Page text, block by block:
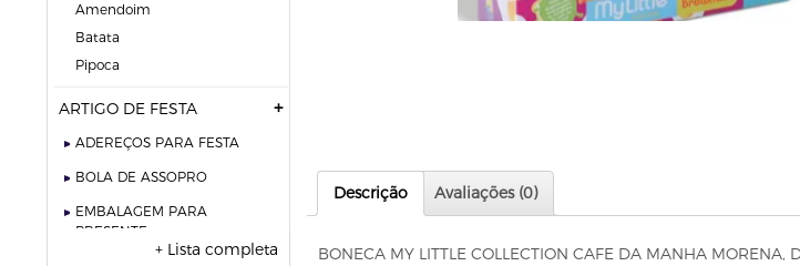
Descrição Avaliações (0)
BONECA MY LITTLE COLLECTION CAFE DA MANHA MORENA,
amendoim
batata
pipoca
ARTIGO DE FESTA
ADEREÇOS PARA FESTA
BOLA DE ASSOPRO
EMBALAGEM PARA
PRESENTE
+ Lista completa